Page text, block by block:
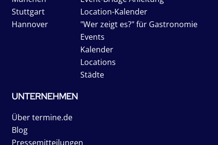
Stuttgart
Hannover
Location-Kalender
"Wer zeigt es?" für Gastronomie
Events
Kalender
Locations
Städte
UNTERNEHMEN
Über termine.de
Blog
Pressemitteilungen